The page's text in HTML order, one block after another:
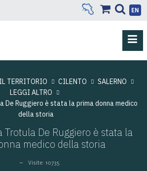
EN
IL TERRITORIO CILENTO
SALERNO
LEGGI ALTRO
De Ruggiero è stata la prima donna medico
della storia
Trotula De Ruggiero è stata la
medico della storia
Visite: 10735